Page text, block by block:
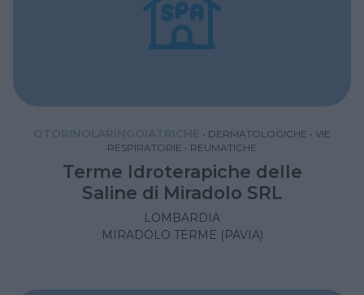
OTORINOLARINGOIATRICHE • DERMATOLOGICHE • VIE
RESPIRATORIE • REUMATICHE
Terme Idroterapiche delle
Saline di Miradolo SRL
LOMBARDIA
MIRADOLO TERME (PAVIA)